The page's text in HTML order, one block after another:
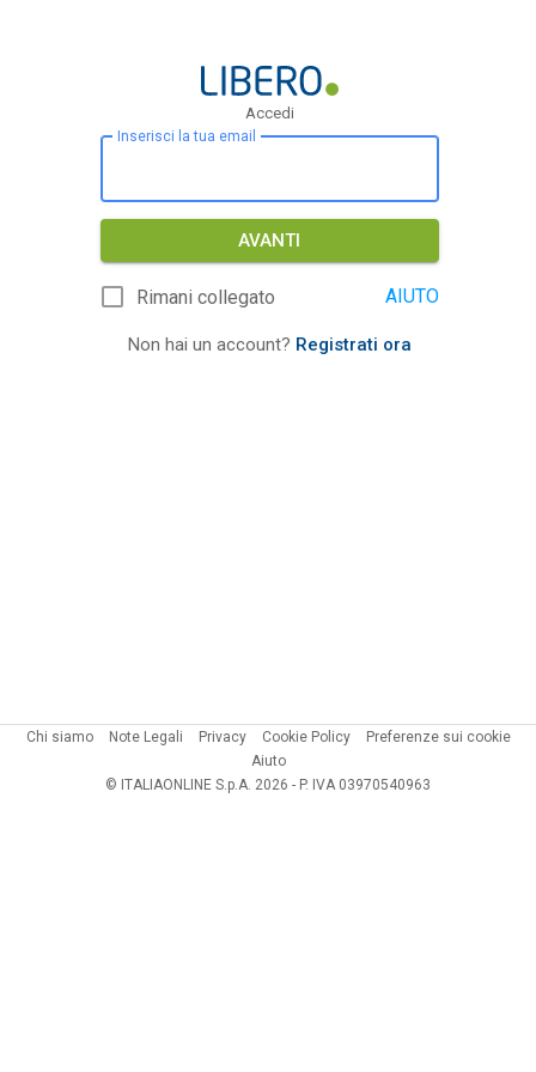
Accedi
Inserisci la tua email
AVANTI
Rimani collegato AIUTO
Non hai un account? Registrati ora
Chi siamo Note Legali Privacy Cookie Policy
Preferenze sui cookie
Aiuto
© ITALIAONLINE S.p.A. 2026 - P. IVA 03970540963